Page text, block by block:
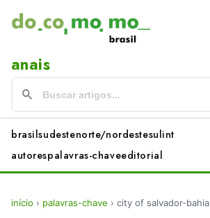
anais
brasilsudestenorte/nordestesulint
autorespalavras-chaveeditorial
início › palavras-chave › city of salvador-bahia